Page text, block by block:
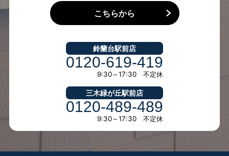
こちらから
鈴蘭台駅前店
0120-619-419
9:30～17:30 不定休
三木緑が丘駅前店
0120-489-489
9:30～17:30 不定休